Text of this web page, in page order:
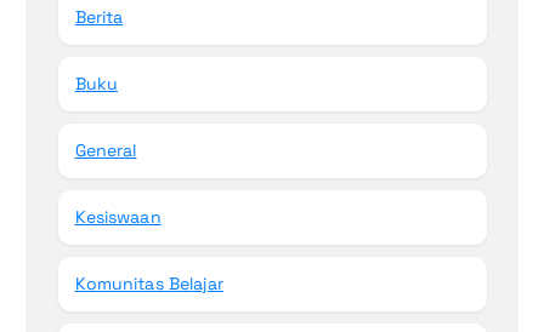
Berita
Buku
General
Kesiswaan
Komunitas Belajar